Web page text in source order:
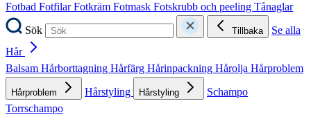
Fotbad FotfilarFotkräm Fotmask Fotskrubb och peeling Tånaglar
Sök
Tillbaka
Se alla
Hår
Balsam Hårborttagning Hårfärg Hårinpackning Hårolja Hårproblem
Hårproblem Hårstyling Hårstyling
Schampo
Torrschampo